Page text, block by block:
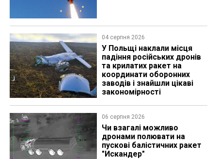
04 серпня 2026
У Польщі наклали місця
падіння російських дронів
та крилатих ракет на
координати оборонних
заводів і знайшли цікаві
закономірності
06 серпня 2026
Чи взагалі можливо
дронами полювати на
пускові балістичних ракет
"Искандер"